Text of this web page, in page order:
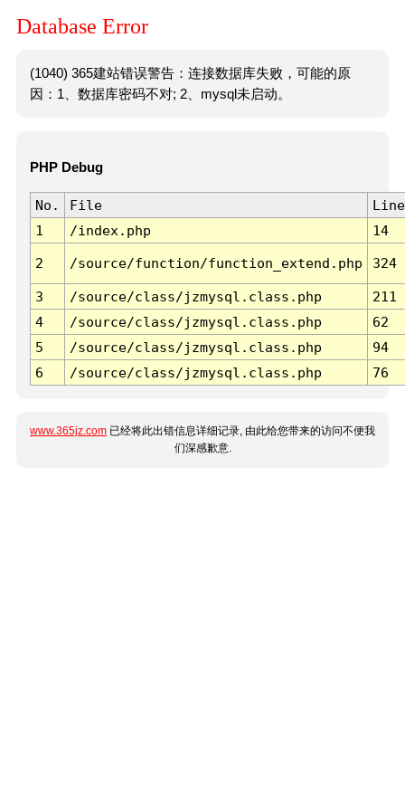
Database Error
(1040) 365建站错误警告：连接数据库失败，可能的原
因：1、数据库密码不对; 2、mysql未启动。
PHP Debug
No. File
Line
1
/index.php 14
2 /source/function/function_extend.php 324
3 /source/class/jzmysql.class.php
211
4
/source/class/jzmysql.class.php
62
5
/source/class/jzmysql.class.php
94
6
/source/class/jzmysql.class.php 76
www.365jz.com 已经将此出错信息详细记录, 由此给您带来的访问不便我
们深感歉意.